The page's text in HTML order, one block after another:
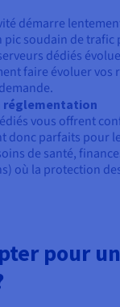
démarre
pic soudain de trafic
dédiés
faire évoluer vos
réglementation
vous offrent
donc parfaits pour
de santé,
où la protection
pour